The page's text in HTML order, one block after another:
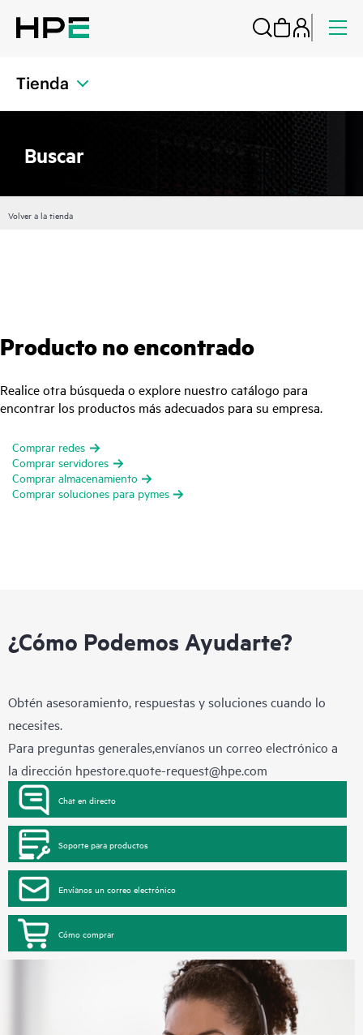
Tienda
Buscar
Volver a la tienda
Producto no encontrado
Realice otra búsqueda o explore nuestro catálogo para
encontrar los productos más adecuados para su empresa.
Comprar redes
Comprar servidores
Comprar almacenamiento
Comprar soluciones para pymes
¿Cómo Podemos Ayudarte?
Obtén asesoramiento, respuestas y soluciones cuando lo
necesites.
Para preguntas generales,envíanos un correo electrónico a
la dirección hpestore.quote-request@hpe.com
Chat en directo
Soporte para productos
Envíanos un correo electrónico
Cómo comprar